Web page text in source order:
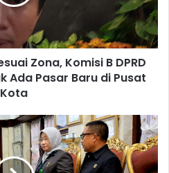
Zona, Komisi B DPRD
Ada Pasar Baru di Pusat
Kota